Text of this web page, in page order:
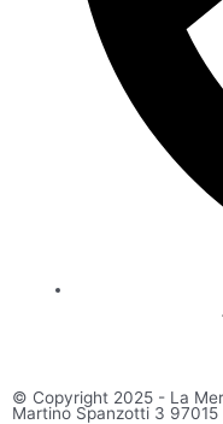
© Copyright 2025 - La
Martino Spanzotti 3 97015